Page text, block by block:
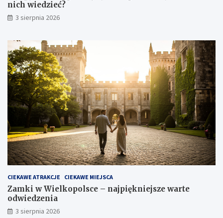
nich wiedzieć?
3 sierpnia 2026
CIEKAWE ATRAKCJE CIEKAWE MIEJSCA
Zamki w Wielkopolsce – najpiękniejsze warte
odwiedzenia
3 sierpnia 2026